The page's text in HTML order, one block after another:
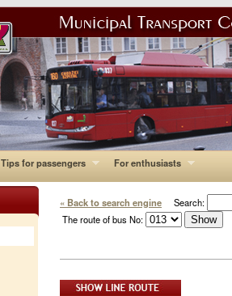
Tips for passengers For enthusiasts
« Back to search engine Search:
The route of bus No: